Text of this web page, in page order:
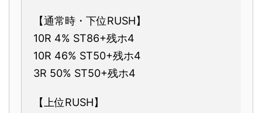
【通常時・下位RUSH】
10R 4% ST86+残ホ4
10R 46% ST50+残ホ4
3R 50% ST50+残ホ4
【上位RUSH】